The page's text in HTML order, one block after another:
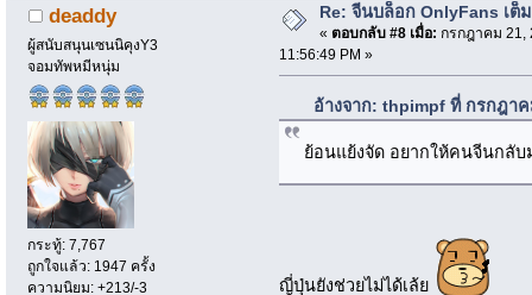
deaddy
ผู้สนับสนุนเซนนิคุงY3
จอมทัพหมีหนุ่ม
กระทู้: 7,767
ถูกใจแล้ว: 1947 ครั้ง
ความนิยม: +213/-3
Re: จีนบล็อก OnlyFans เต็
« ตอบกลับ #8 เมื่อ: กรกฎาคม 21,
11:56:49 PM »
อ้างจาก: thpimpf ที่ กรกฎาค
ย้อนแย้งจัด อยากให้คนจีนกลับ
ญี่ปุ่นยังช่วยไม่ได้เล้ย